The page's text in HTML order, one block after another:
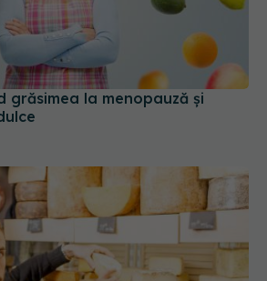
grăsimea la menopauză și